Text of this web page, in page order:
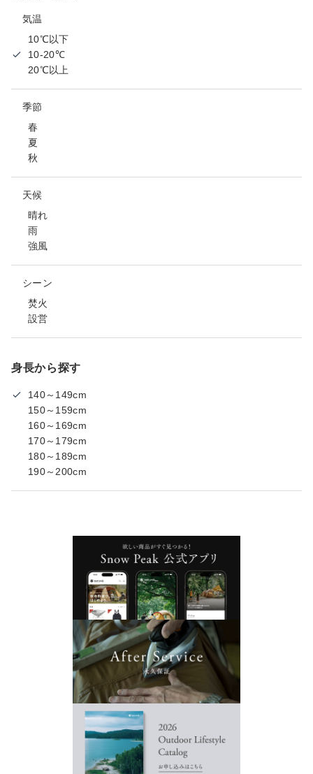
気温
10℃以下
10-20℃
20℃以上
季節
春
夏
秋
天候
晴れ
雨
強風
シーン
焚火
設営
身長から探す
140～149cm
150～159cm
160～169cm
170～179cm
180～189cm
190～200cm